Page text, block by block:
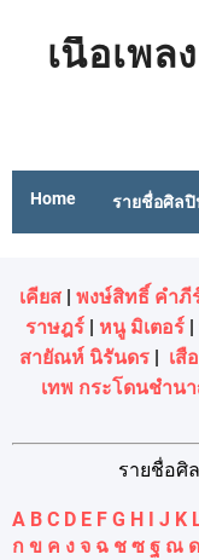
เนื้อเพล
Home รายชื่อศิล
เคียส | พงษ์สิทธิ์ คำภี
ราษฎร์| หนู มิเตอร์|
สายัณห์ นิรันดร| เสื
เทพ กระโดนชําน
รายชื่อศิ
A B C D E F G H I J K
ก ข ค ง จ ฉ ช ซ ฐ ณ ด